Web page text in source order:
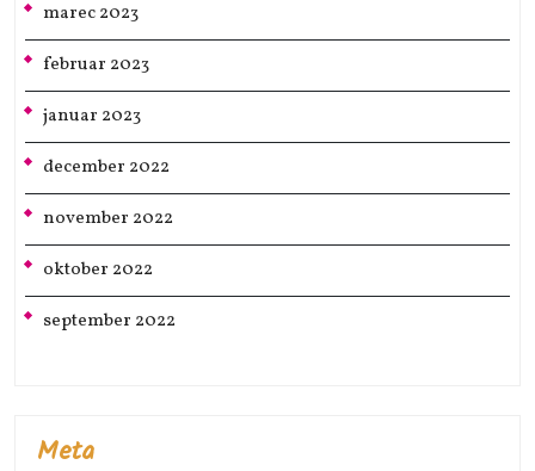
marec 2023
februar 2023
januar 2023
december 2022
november 2022
oktober 2022
september 2022
Meta